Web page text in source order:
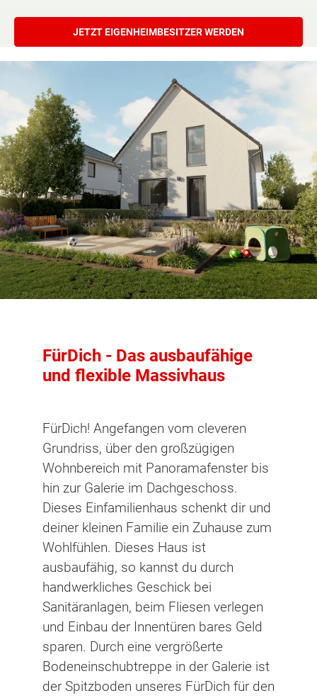
JETZT EIGENHEIMBESITZER WERDEN
FürDich - Das ausbaufähige
und flexible Massivhaus
FürDich! Angefangen vom cleveren
Grundriss, über den großzügigen
Wohnbereich mit Panoramafenster bis
hin zur Galerie im Dachgeschoss.
Dieses Einfamilienhaus schenkt dir und
deiner kleinen Familie ein Zuhause zum
Wohlfühlen.​​​​​​ Dieses Haus ist
ausbaufähig, so kannst du durch
handwerkliches Geschick bei
Sanitäranlagen, beim Fliesen verlegen
und Einbau der Innentüren bares Geld
sparen. Durch eine vergrößerte
Bodeneinschubtreppe in der Galerie ist
der Spitzboden unseres FürDich für den